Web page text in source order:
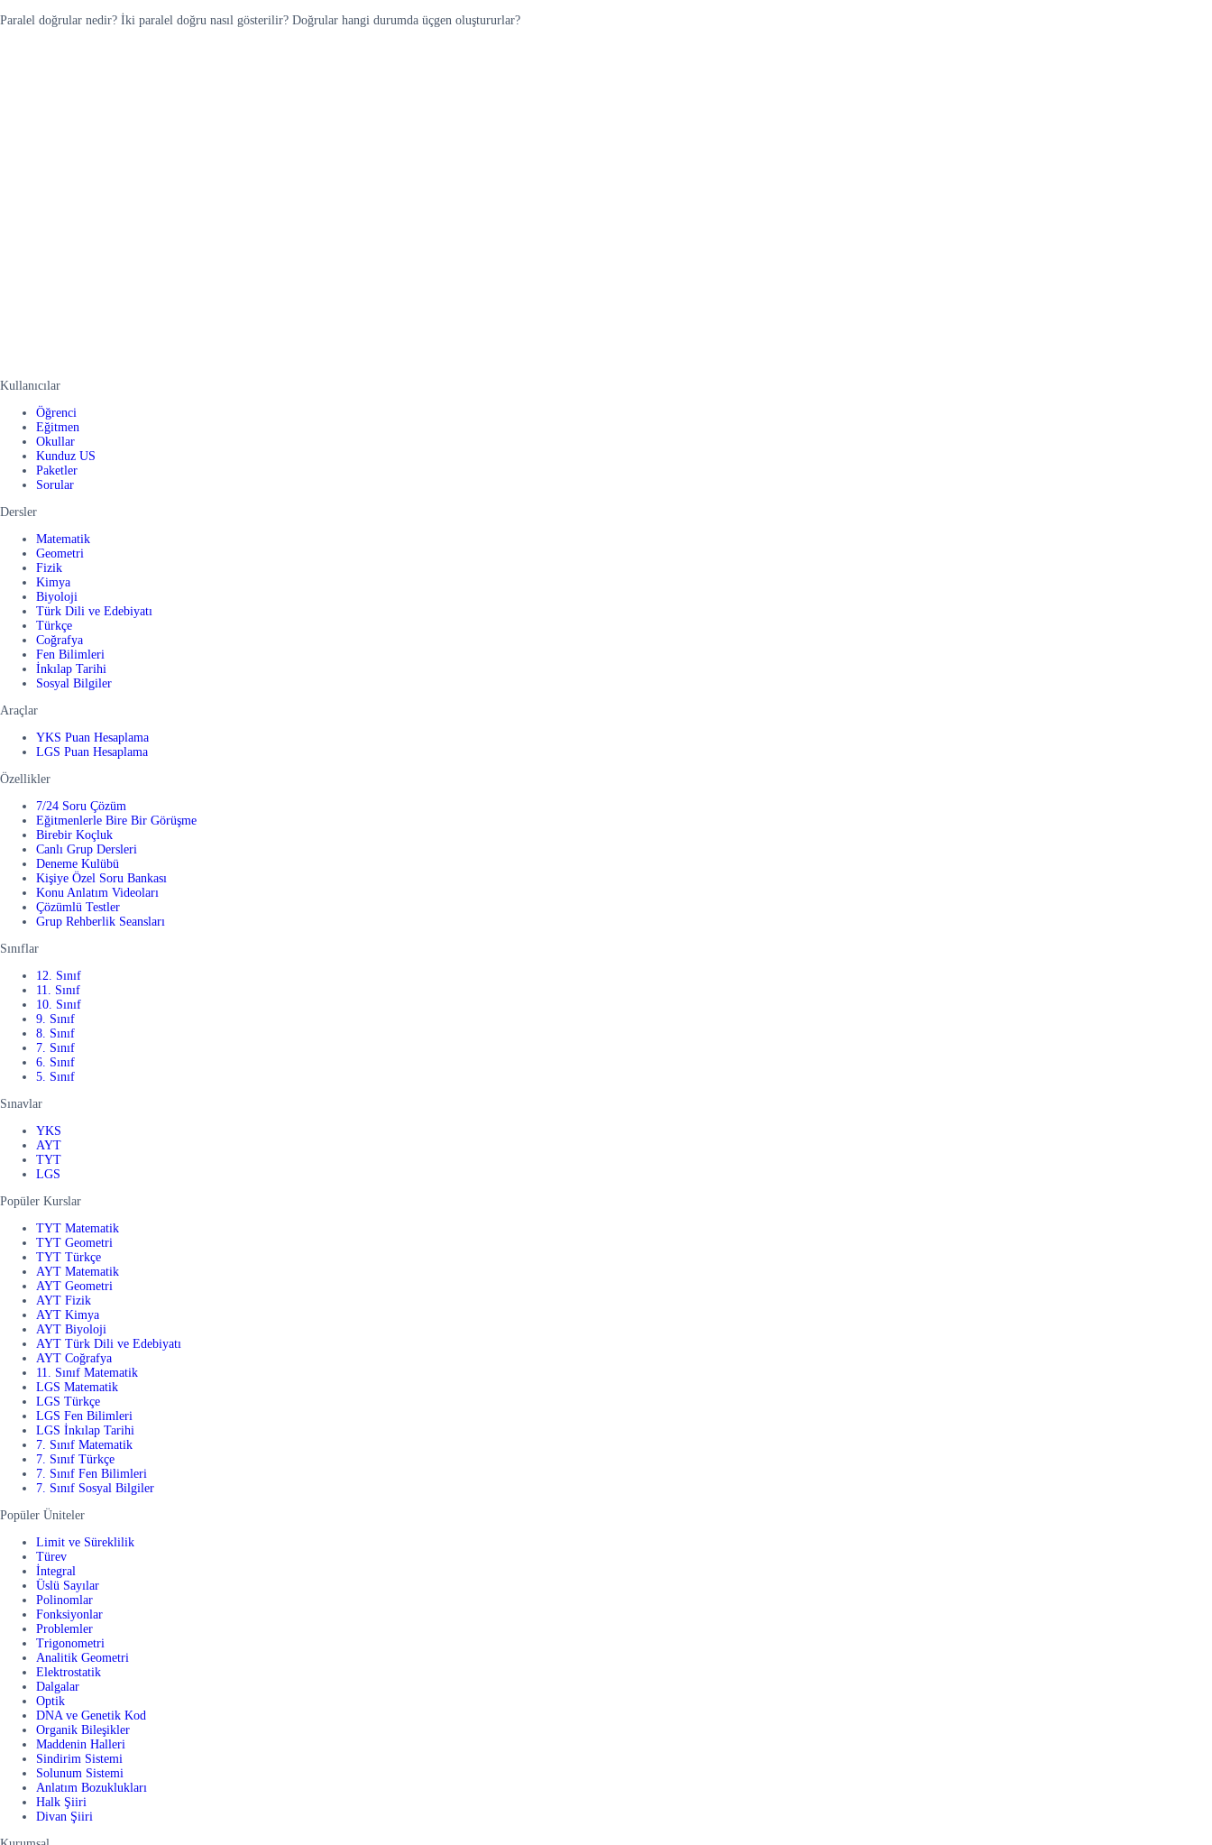
Paralel doğrular nedir? İki paralel doğru nasıl gösterilir? Doğrular hangi durumda üçgen oluştururlar?
Kullanıcılar
Öğrenci
Eğitmen
Okullar
Kunduz US
Paketler
Sorular
Dersler
Matematik
Geometri
Fizik
Kimya
Biyoloji
Türk Dili ve Edebiyatı
Türkçe
Coğrafya
Fen Bilimleri
İnkılap Tarihi
Sosyal Bilgiler
Araçlar
YKS Puan Hesaplama
LGS Puan Hesaplama
Özellikler
7/24 Soru Çözüm
Eğitmenlerle Bire Bir Görüşme
Birebir Koçluk
Canlı Grup Dersleri
Deneme Kulübü
Kişiye Özel Soru Bankası
Konu Anlatım Videoları
Çözümlü Testler
Grup Rehberlik Seansları
Sınıflar
12. Sınıf
11. Sınıf
10. Sınıf
9. Sınıf
8. Sınıf
7. Sınıf
6. Sınıf
5. Sınıf
Sınavlar
YKS
AYT
TYT
LGS
Popüler Kurslar
TYT Matematik
TYT Geometri
TYT Türkçe
AYT Matematik
AYT Geometri
AYT Fizik
AYT Kimya
AYT Biyoloji
AYT Türk Dili ve Edebiyatı
AYT Coğrafya
11. Sınıf Matematik
LGS Matematik
LGS Türkçe
LGS Fen Bilimleri
LGS İnkılap Tarihi
7. Sınıf Matematik
7. Sınıf Türkçe
7. Sınıf Fen Bilimleri
7. Sınıf Sosyal Bilgiler
Popüler Üniteler
Limit ve Süreklilik
Türev
İntegral
Üslü Sayılar
Polinomlar
Fonksiyonlar
Problemler
Trigonometri
Analitik Geometri
Elektrostatik
Dalgalar
Optik
DNA ve Genetik Kod
Organik Bileşikler
Maddenin Halleri
Sindirim Sistemi
Solunum Sistemi
Anlatım Bozuklukları
Halk Şiiri
Divan Şiiri